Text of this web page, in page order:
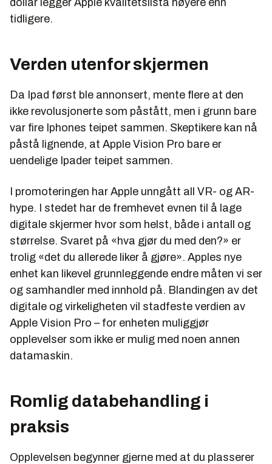
tidligere.
Verden utenfor skjermen
Da Ipad først ble annonsert, mente flere at den
ikke revolusjonerte som påstått, men i grunn bare
var fire Iphones teipet sammen. Skeptikere kan nå
påstå lignende, at Apple Vision Pro bare er
uendelige Ipader teipet sammen.
I promoteringen har Apple unngått all VR- og AR-
hype. I stedet har de fremhevet evnen til å lage
digitale skjermer hvor som helst, både i antall og
størrelse. Svaret på «hva gjør du med den?» er
trolig «det du allerede liker å gjøre». Apples nye
enhet kan likevel grunnleggende endre måten vi ser
og samhandler med innhold på. Blandingen av det
digitale og virkeligheten vil stadfeste verdien av
Apple Vision Pro – for enheten muliggjør
opplevelser som ikke er mulig med noen annen
datamaskin.
Romlig databehandling i
praksis
Opplevelsen begynner gjerne med at du plasserer